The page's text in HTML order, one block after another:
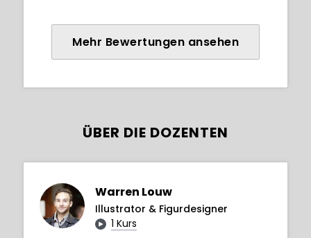
Mehr Bewertungen ansehen
ÜBER DIE DOZENTEN
Warren Louw
Illustrator & Figurdesigner
1 Kurs